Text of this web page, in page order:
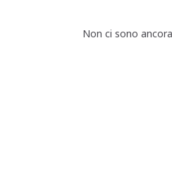
Non ci sono